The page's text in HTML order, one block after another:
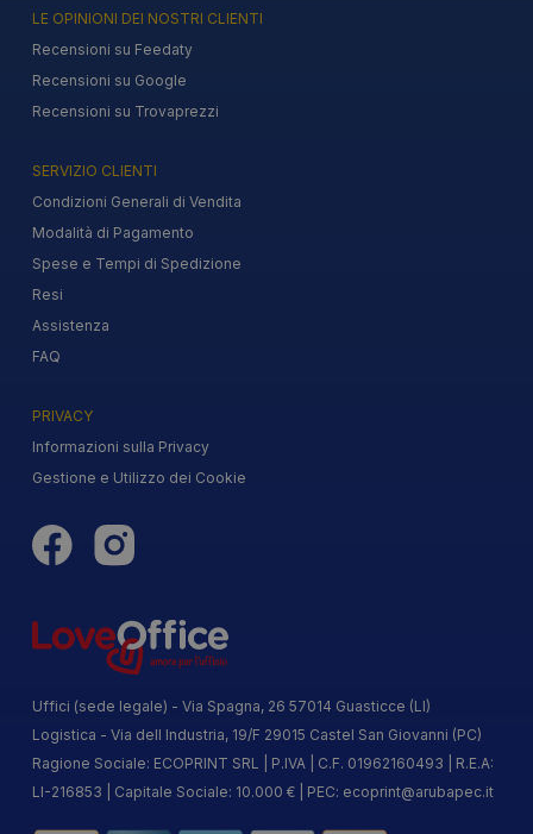
LE OPINIONI DEI NOSTRI CLIENTI
Recensioni su Feedaty
Recensioni su Google
Recensioni su Trovaprezzi
SERVIZIO CLIENTI
Condizioni Generali di Vendita
Modalità di Pagamento
Spese e Tempi di Spedizione
Resi
Assistenza
FAQ
PRIVACY
Informazioni sulla Privacy
Gestione e Utilizzo dei Cookie
Uffici (sede legale) - Via Spagna, 26 57014 Guasticce (LI)
Logistica - Via dell Industria, 19/F 29015 Castel San Giovanni (PC)
Ragione Sociale: ECOPRINT SRL | P.IVA | C.F. 01962160493 | R.E.A:
LI-216853 | Capitale Sociale: 10.000 € | PEC: ecoprint@arubapec.it